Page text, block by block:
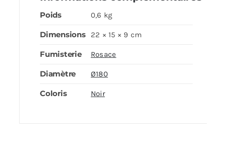
Poids 0,6 kg
Dimensions 22 × 15 × 9 cm
Fumisterie Rosace
Diamètre Ø180
Coloris Noir